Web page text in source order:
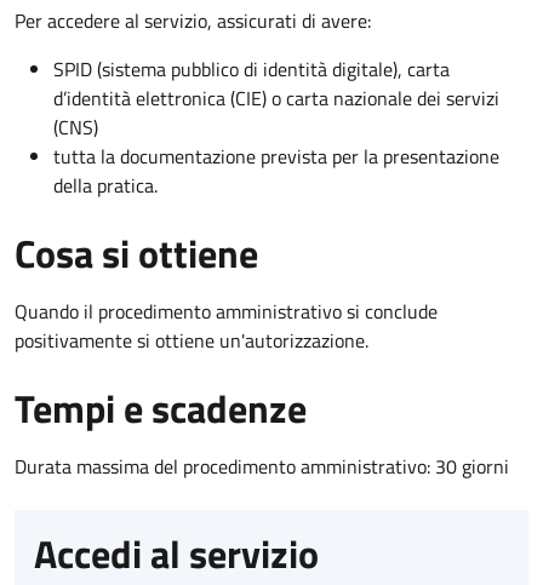
Per accedere al servizio, assicurati di avere:
SPID (sistema pubblico di identità digitale), carta
d’identità elettronica (CIE) o carta nazionale dei servizi
(CNS)
tutta la documentazione prevista per la presentazione
della pratica.
Cosa si ottiene
Quando il procedimento amministrativo si conclude
positivamente si ottiene un'autorizzazione.
Tempi e scadenze
Durata massima del procedimento amministrativo: 30 giorni
Accedi al servizio